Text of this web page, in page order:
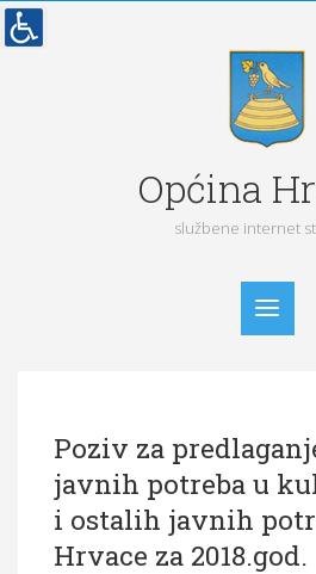
Općina
službene internet
Vijesti
Obavijesti
Općina Hrvace
Poziv za
javnih potreba u
i ostalih javnih
Hrvace za 2018.god.